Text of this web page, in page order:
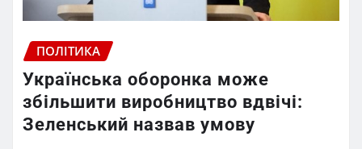
ПОЛІТИКА
Українська оборонка може
збільшити виробництво вдвічі:
Зеленський назвав умову